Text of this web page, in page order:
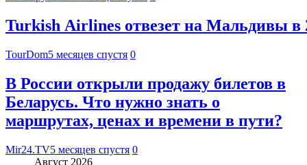
Turkish Airlines отвезет на Мальдивы в
TourDom5 месяцев спустя 0
В России открыли продажу билетов в
Беларусь. Что нужно знать о
маршрутах, ценах и времени в пути?
Mir24.TV5 месяцев спустя 0
Август 2026